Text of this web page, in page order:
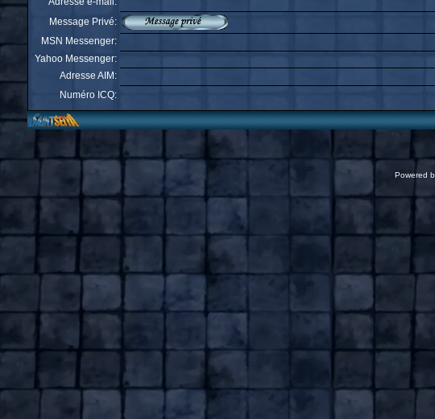
Message Privé:
MSN Messenger:
Yahoo Messenger:
Adresse AIM:
Numéro ICQ:
Powered